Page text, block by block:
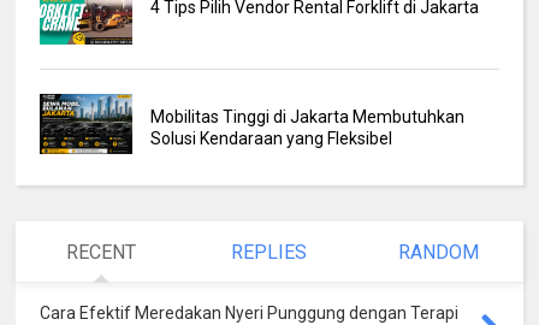
4 Tips Pilih Vendor Rental Forklift di Jakarta
Mobilitas Tinggi di Jakarta Membutuhkan
Solusi Kendaraan yang Fleksibel
RECENT REPLIES RANDOM
Cara Efektif Meredakan Nyeri Punggung dengan Terapi